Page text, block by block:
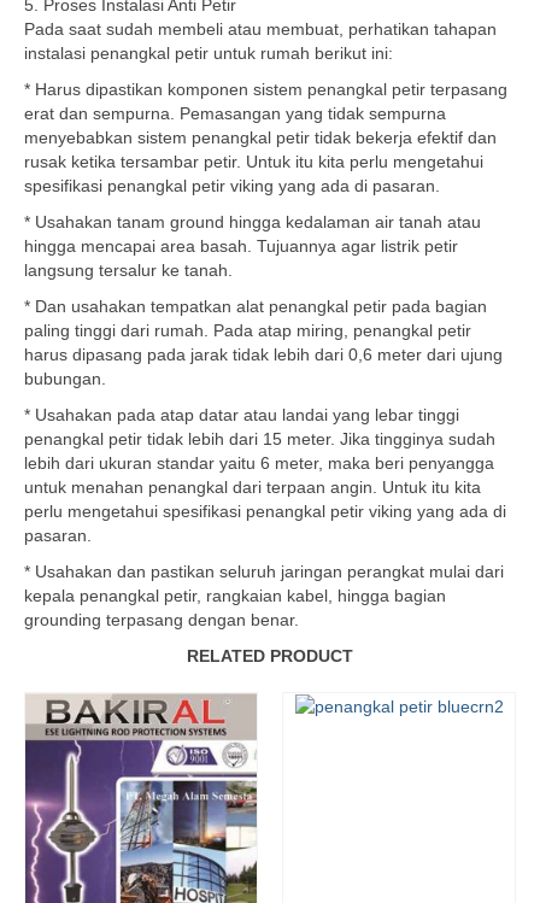
5. Proses Instalasi Anti Petir
Pada saat sudah membeli atau membuat, perhatikan tahapan
instalasi penangkal petir untuk rumah berikut ini:
* Harus dipastikan komponen sistem penangkal petir terpasang
erat dan sempurna. Pemasangan yang tidak sempurna
menyebabkan sistem penangkal petir tidak bekerja efektif dan
rusak ketika tersambar petir. Untuk itu kita perlu mengetahui
spesifikasi penangkal petir viking yang ada di pasaran.
* Usahakan tanam ground hingga kedalaman air tanah atau
hingga mencapai area basah. Tujuannya agar listrik petir
langsung tersalur ke tanah.
* Dan usahakan tempatkan alat penangkal petir pada bagian
paling tinggi dari rumah. Pada atap miring, penangkal petir
harus dipasang pada jarak tidak lebih dari 0,6 meter dari ujung
bubungan.
* Usahakan pada atap datar atau landai yang lebar tinggi
penangkal petir tidak lebih dari 15 meter. Jika tingginya sudah
lebih dari ukuran standar yaitu 6 meter, maka beri penyangga
untuk menahan penangkal dari terpaan angin. Untuk itu kita
perlu mengetahui spesifikasi penangkal petir viking yang ada di
pasaran.
* Usahakan dan pastikan seluruh jaringan perangkat mulai dari
kepala penangkal petir, rangkaian kabel, hingga bagian
grounding terpasang dengan benar.
RELATED PRODUCT